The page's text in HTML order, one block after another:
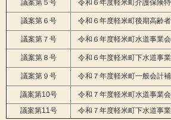
議案第５号 令和６年度軽米町介護保険
議案第６号 令和６年度軽米町後期高齢
議案第７号 令和６年度軽米町水道事業
議案第８号 令和６年度軽米町下水道事
議案第９号 令和７年度軽米町一般会計補
議案第10号
令和７年度軽米町水道事業会
議案第11号
令和７年度軽米町下水道事業